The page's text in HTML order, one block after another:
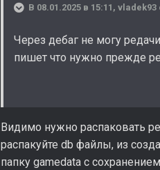
В 08.01.2025 в 15:11, vladek93
Через дебаг не могу
пишет что нужно прежде
Видимо нужно распаковать
распакуйте db файлы, из
папку gamedata с